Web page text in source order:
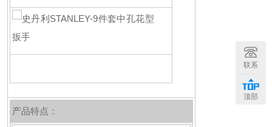
产品特点：
联系
顶部